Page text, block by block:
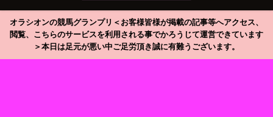
オラシオンの競馬グランプリ＜お客様皆様が掲載の記事等へアクセス、
閲覧、こちらのサービスを利用される事でかろうじて運営できています
＞本日は足元が悪い中ご足労頂き誠に有難うございます。